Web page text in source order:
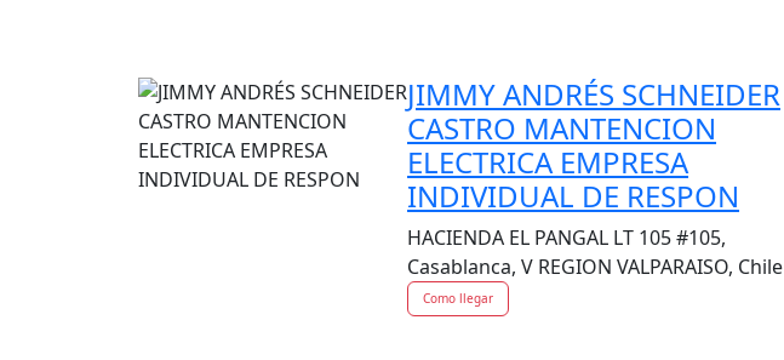
JIMMY ANDRÉS SCHNEIDER
CASTRO MANTENCION
ELECTRICA EMPRESA
INDIVIDUAL DE RESPON
HACIENDA EL PANGAL LT 105 #105,
Casablanca, V REGION VALPARAISO, Chile
Como llegar